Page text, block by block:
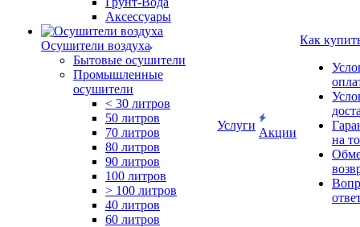
Аксессуары
Осушители воздуха
Бытовые осушители
Промышленные
осушители
< 30 литров
50 литров
70 литров
80 литров
90 литров
100 литров
> 100 литров
40 литров
60 литров
Услуги
Акции
Как
на